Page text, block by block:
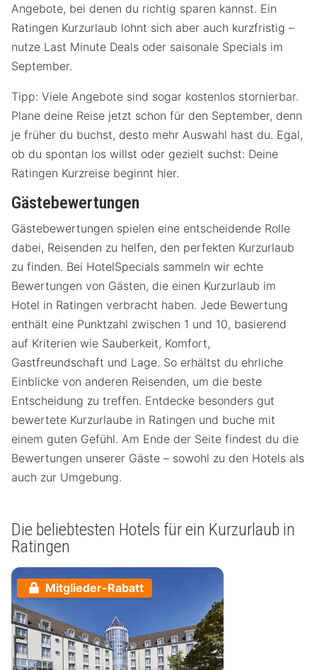
Angebote, bei denen du richtig sparen kannst. Ein
Ratingen Kurzurlaub lohnt sich aber auch kurzfristig –
nutze Last Minute Deals oder saisonale Specials im
September.
Tipp: Viele Angebote sind sogar kostenlos stornierbar.
Plane deine Reise jetzt schon für den September, denn
je früher du buchst, desto mehr Auswahl hast du. Egal,
ob du spontan los willst oder gezielt suchst: Deine
Ratingen Kurzreise beginnt hier.
Gästebewertungen
Gästebewertungen spielen eine entscheidende Rolle
dabei, Reisenden zu helfen, den perfekten Kurzurlaub
zu finden. Bei HotelSpecials sammeln wir echte
Bewertungen von Gästen, die einen Kurzurlaub im
Hotel in Ratingen verbracht haben. Jede Bewertung
enthält eine Punktzahl zwischen 1 und 10, basierend
auf Kriterien wie Sauberkeit, Komfort,
Gastfreundschaft und Lage. So erhältst du ehrliche
Einblicke von anderen Reisenden, um die beste
Entscheidung zu treffen. Entdecke besonders gut
bewertete Kurzurlaube in Ratingen und buche mit
einem guten Gefühl. Am Ende der Seite findest du die
Bewertungen unserer Gäste – sowohl zu den Hotels als
auch zur Umgebung.
Die beliebtesten Hotels für ein Kurzurlaub in
Ratingen
Mitglieder-Rabatt